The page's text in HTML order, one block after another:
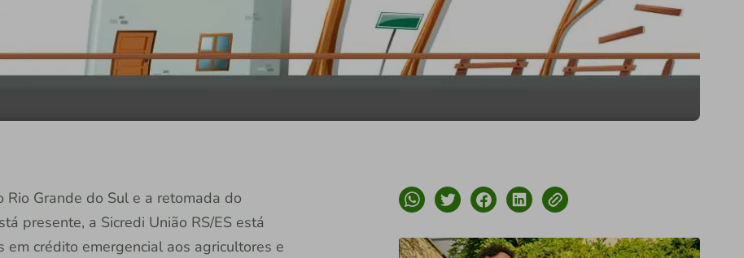
Rio Grande do Sul e a retomada do
presente, a Sicredi União RS/ES está
crédito emergencial aos agricultores e